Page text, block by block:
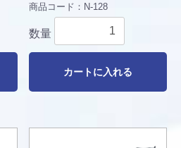
商品コード： N-128
数量
カートに入れる